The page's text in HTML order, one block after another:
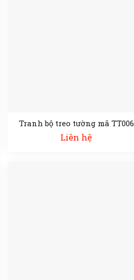
Tranh bộ treo tường mã TT006
Liên hệ